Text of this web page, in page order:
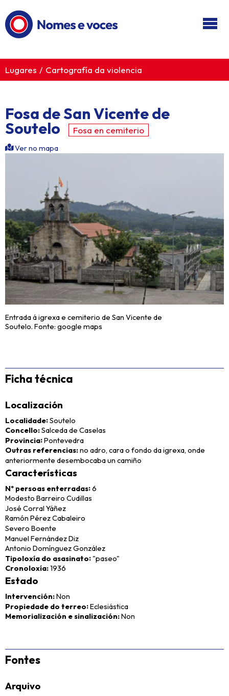
Lugares Cartografía da violencia
Fosa de San Vicente de
Soutelo Fosa en cemiterio
Ver no mapa
Entrada á igrexa e cemiterio de San Vicente de
Soutelo. Fonte: google maps
Ficha técnica
Localización
Localidade Soutelo
Concello Salceda de Caselas
Provincia Pontevedra
Outras referencias no adro, cara o fondo da igrexa, onde
anteriormente desembocaba un camiño
Características
Nº persoas enterradas 6
Modesto Barreiro Cudillas
José Corral Yáñez
Ramón Pérez Cabaleiro
Severo Boente
Manuel Fernández Diz
Antonio Domínguez González
Tipoloxía do asasinato "paseo"
Cronoloxía 1936
Estado
Intervención Non
Propiedade do terreo Eclesiástica
Memorialización e sinalización Non
Fontes
Arquivo